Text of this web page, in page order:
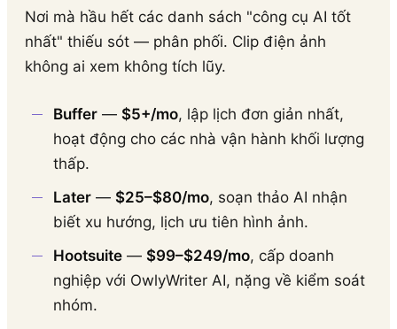
Nơi mà hầu hết các danh sách "công cụ AI tốt
nhất" thiếu sót — phân phối. Clip điện ảnh
không ai xem không tích lũy.
Buffer — $5+/mo, lập lịch đơn giản nhất,
hoạt động cho các nhà vận hành khối lượng
thấp.
Later — $25–$80/mo, soạn thảo AI nhận
biết xu hướng, lịch ưu tiên hình ảnh.
Hootsuite — $99–$249/mo, cấp doanh
nghiệp với OwlyWriter AI, nặng về kiểm soát
nhóm.